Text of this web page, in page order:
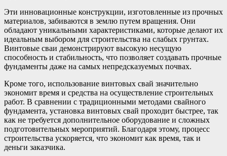
Эти инновационные конструкции, изготовленные из прочных
материалов, забиваются в землю путем вращения. Они
обладают уникальными характеристиками, которые делают их
идеальным выбором для строительства на слабых грунтах.
Винтовые сваи демонстрируют высокую несущую
способность и стабильность, что позволяет создавать прочные
фундаменты даже на самых непредсказуемых почвах.
Кроме того, использование винтовых свай значительно
экономит время и средства на осуществление строительных
работ. В сравнении с традиционными методами свайного
фундамента, установка винтовых свай проходит быстрее, так
как не требуется дополнительное оборудование и сложных
подготовительных мероприятий. Благодаря этому, процесс
строительства ускоряется, что экономит как время, так и
деньги заказчика.